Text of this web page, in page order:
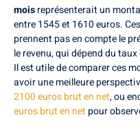
moisreprésenterait un
entre 1545 et 1610 euros.
prennent pas en compte le
le revenu, qui dépend du
Il est utile de comparer ces
avoir une meilleure
2100 euros brut en net, ou
euros brut en net pour